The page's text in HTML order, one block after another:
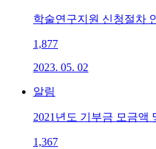
학술연구지원 신청절차
1,877
2023. 05. 02
알림
2021년도 기부금 모금액
1,367